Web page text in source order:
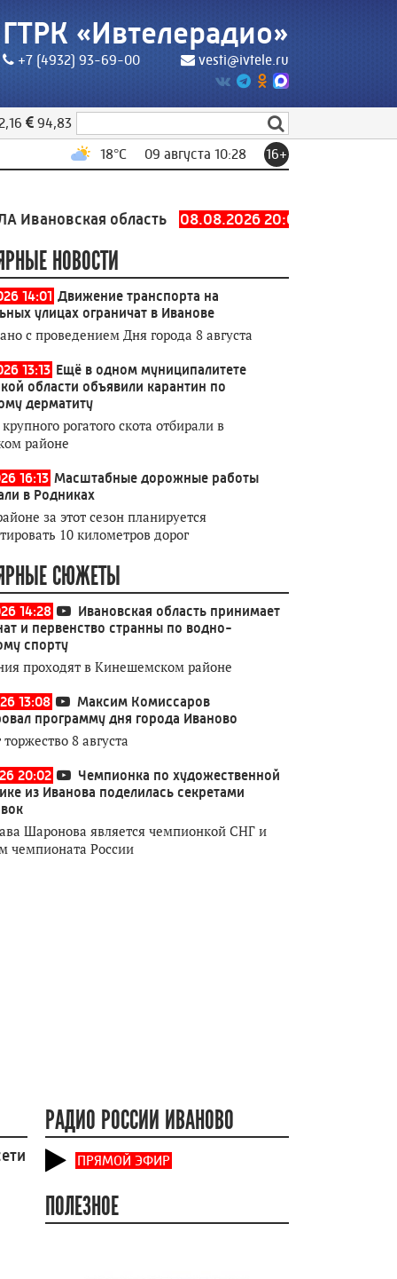
ГТРК «Ивтелерадио»
+7 (4932) 93-69-00 vesti@ivtele.ru
94,83
18°C 09 августа 10:28 16+
область 08.08.2026 20:07 Оповещение БПЛА
НОВОСТИ
14:01 Движение транспорта на
улицах ограничат в Иванове
с проведением Дня города 8 августа
13:13 Ещё в одном муниципалитете
области объявили карантин по
дерматиту
рогатого скота отбирали в
районе
16:13 Масштабные дорожные работы
в Родниках
за этот сезон планируется
10 километров дорог
СЮЖЕТЫ
14:28
Ивановская область принимает
и первенство странны по водно-
спорту
проходят в Кинешемском районе
13:08
Максим Комиссаров
программу дня города Иваново
8 августа
20:02
Чемпионка по художественной
из Иванова поделилась секретами
Шаронова является чемпионкой СНГ и
чемпионата России
РАДИО РОССИИ ИВАНОВО
ПРЯМОЙ ЭФИР
ПОЛЕЗНОЕ